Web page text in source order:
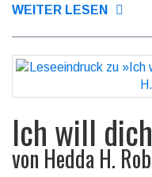
WEITER LESEN
Ich will
von Hedda H.